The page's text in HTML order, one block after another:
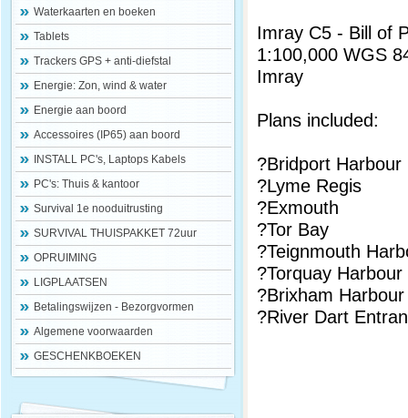
Waterkaarten en boeken
Tablets
Trackers GPS + anti-diefstal
Energie: Zon, wind & water
Energie aan boord
Accessoires (IP65) aan boord
INSTALL PC's, Laptops Kabels
PC's: Thuis & kantoor
Survival 1e nooduitrusting
SURVIVAL THUISPAKKET 72uur
OPRUIMING
LIGPLAATSEN
Betalingswijzen - Bezorgvormen
Algemene voorwaarden
GESCHENKBOEKEN
Imray C5 - Bill of
1:100,000 WGS
Imray
Plans included:
?Bridport Harbour
?Lyme Regis
?Exmouth
?Tor Bay
?Teignmouth
?Torquay Harbour
?Brixham Harbour
?River Dart